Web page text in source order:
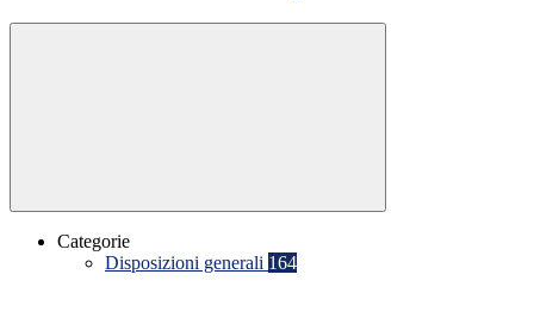
Categorie
Disposizioni generali 164